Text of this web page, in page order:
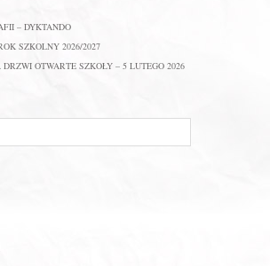
– DYKTANDO
SZKOLNY 2026/2027
OTWARTE SZKOŁY – 5 LUTEGO 2026